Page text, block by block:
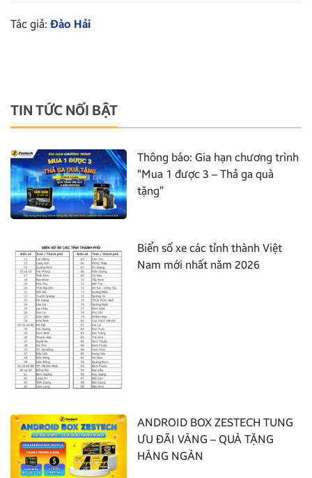
Tác giả: Đào Hải
TIN TỨC NỔI BẬT
Thông báo: Gia hạn chương trình
“Mua 1 được 3 – Thả ga quà
tặng”
Biển số xe các tỉnh thành Việt
Nam mới nhất năm 2026
ANDROID BOX ZESTECH TUNG
ƯU ĐÃI VÀNG – QUÀ TẶNG
HÀNG NGÀN